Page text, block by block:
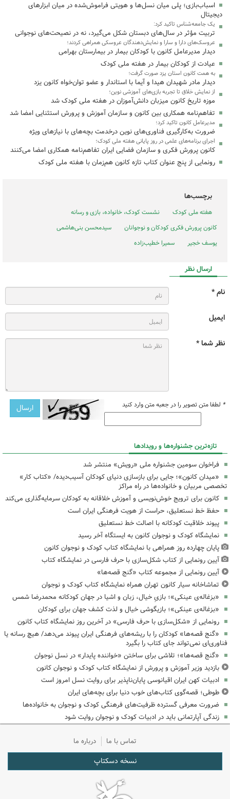
اسباب‌بازی؛ پلی میان نسل‌ها و هویتی فراموش‌شده در میان ابزارهای
دیجیتال
یک جامعه‌شناس تاکید کرد:
تربیت مؤثر در سال‌های دبستان شکل می‌گیرد، نه در نصیحت‌های نوجوانی
عروسک‌های دارا و سارا و نمایش‌دهندگان عروسکی همراهی کردند؛
دیدار مدیرعامل کانون با کودکان بیمار در بیمارستان بهرامی
عیادت از کودکان بیمار در هفته ملی کودک
به همت کانون استان یزد صورت گرفت؛
دیدار مادر شهیدان هیدا و آیما با استاندار و عضو توان‌خواه کانون یزد
از نمایش خلاق تا تجربه بازی‌های آموزشی نوین؛
موزه تاریخ کانون میزبان دانش‌آموزان در هفته ملی کودک شد
تفاهم‌نامه همکاری بین کانون و سازمان آموزش و پرورش استثنایی امضا شد
مدیرعامل کانون تاکید کرد؛
ضرورت به‌کارگیری فناوری‌های نوین درخدمت بچه‌های با نیازهای ویژه
اجرای برنامه‌های علمی در روز پایانی هفته ملی کودک؛
کانون پرورش فکری و سازمان فضایی ایران تفاهم‌نامه همکاری امضا می‌کنند
رونمایی از پنج عنوان کتاب تازه کانون هم‌زمان با هفته ملی کودک
برچسب‌ها
هفته ملی کودک
نشست کودک، خانواده، بازی و رسانه
کانون پرورش فکری کودکان و نوجوانان
سیدمحسن بنی‌هاشمی
یوسف خجیر
سمیرا خطیب‌زاده
ارسال نظر
نام *
ایمیل
نظر شما *
* لطفا متن تصویر را در جعبه متن وارد کنید
تازه‌ترین جشنواره‌ها و رویدادها
فراخوان سومین جشنواره ملی «رویش» منتشر شد
«میدان کانون»؛ جایی برای بازسازی دنیای کودکان آسیب‌دیده/ «کتاب کار»
تخصصی مربیان و خانواده‌ها در راه مراکز
کانون برای ترویج خوش‌نویسی و آموزش خلاقانه به کودکان سرمایه‌گذاری می‌کند
حفظ خط نستعلیق، حراست از هویت فرهنگی ایران است
پیوند خلاقیت کودکانه با اصالت خط نستعلیق
نمایشگاه کودک و نوجوان کانون به ایستگاه آخر رسید
پایان چهارده روز همراهی با نمایشگاه کتاب کودک و نوجوان کانون
آیین رونمایی از کتاب شکل‌سازی با حرف فارسی در نمایشگاه کتاب
آیین رونمایی از مجموعه کتاب «گنج قصه‌ها»
تماشاخانه سیار کانون تهران همراه نمایشگاه کتاب کودک و نوجوان
«بزغاله‌ی عینکی»؛ بازیِ خیال، زبان و اشیا در جهان کودکانه محمدرضا شمس
«بزغاله‌ی عینکی»؛ بازیگوشی خیال و لذت کشف جهان برای کودکان
رونمایی از «شکل‌سازی با حرف فارسی» در آخرین روز نمایشگاه کتاب کانون
«گنج قصه‌ها» کودکان را با ریشه‌های فرهنگی ایران پیوند می‌دهد/ هیچ رسانه یا
فناوری‌ای نمی‌تواند جای کتاب را بگیرد
«گنج قصه‌ها»؛ تلاشی برای ساختن «خواننده پایدار» در نسل نوجوان
بازدید وزیر آموزش و پرورش از نمایشگاه کتاب کودک و نوجوان کانون
ادبیات کهن ایران اقیانوسی پایان‌ناپذیر برای روایت نسل امروز است
طوطی؛ قصه‌گوی کتاب‌های خوب دنیا برای بچه‌های ایران
ضرورت معرفی گسترده ظرفیت‌های فرهنگی کودک و نوجوان به خانواده‌ها
زندگی آپارتمانی باید در ادبیات کودک و نوجوان روایت شود
تماس با ما درباره ما
نسخه دسکتاپ